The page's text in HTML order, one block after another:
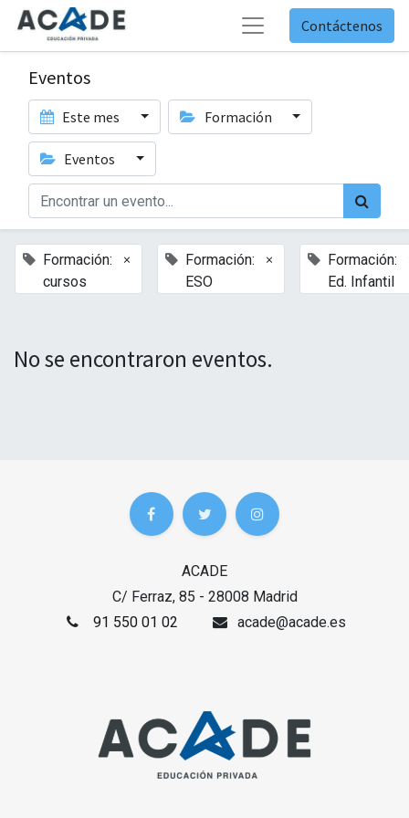
Contáctenos
Eventos
Este mes Formación
Eventos
Formación:
cursos
×
Formación:
ESO
×
Formación:
Ed. Infantil
No se encontraron eventos.
ACADE
C/ Ferraz, 85 - 28008 Madrid
91 550 01 02
acade@acade.es